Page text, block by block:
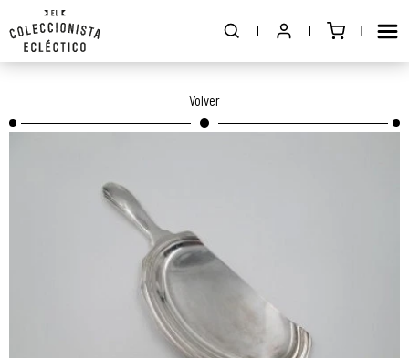
Volver